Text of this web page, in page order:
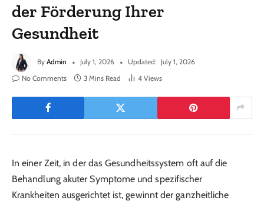
der Förderung Ihrer
Gesundheit
By Admin July 1, 2026 Updated: July 1, 2026
No Comments
3 Mins Read 4 Views
In einer Zeit, in der das Gesundheitssystem oft auf die
Behandlung akuter Symptome und spezifischer
Krankheiten ausgerichtet ist, gewinnt der ganzheitliche